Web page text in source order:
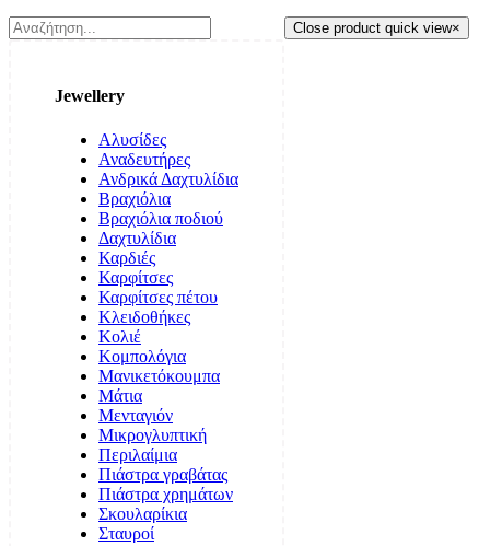
Jewellery
Αλυσίδες
Αναδευτήρες
Ανδρικά Δαχτυλίδια
Βραχιόλια
Βραχιόλια ποδιού
Δαχτυλίδια
Καρδιές
Καρφίτσες
Καρφίτσες πέτου
Κλειδοθήκες
Κολιέ
Κομπολόγια
Μανικετόκουμπα
Μάτια
Μενταγιόν
Μικρογλυπτική
Περιλαίμια
Πιάστρα γραβάτας
Πιάστρα χρημάτων
Σκουλαρίκια
Σταυροί
Close product quick view×